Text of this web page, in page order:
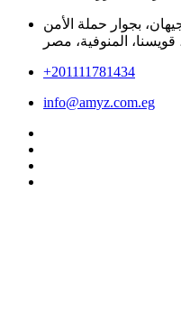
جيهان، بجوار حملة الأمن
قويسنا، المنوفية، مصر
+201111781434
info@amyz.com.eg